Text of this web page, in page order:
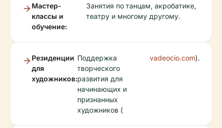
Мастер-
классы и
обучение:
Занятия по танцам, акробатике,
театру и многому другому.
Резиденции
для
художников:
Поддержка
творческого
развития для
начинающих и
признанных
художников (
vadeocio.com).